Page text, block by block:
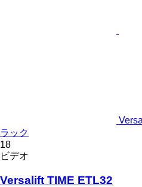
ラック
18
ビデオ
Versalift TIME ETL32